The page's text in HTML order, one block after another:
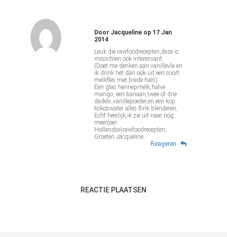
DoorJacquelineop 17 Jan
2014
Leuk die rawfoodrecepten,deze is
misschien ook interessant:
(Doet me denken aan vanillevla en
ik drink het dan ook uit een soort
melkfles met brede hals)
Een glas hennepmelk,halve
mango, een banaan,twee of drie
dadels,vanillepoeder,en een kop
kokoswater alles flink blenderen,
Echt heerlijk,ik zie uit naar nog
meer(oer-
Hollandse)rawfoodrecepten,
Groeten Jacqueline
Reageren
REACTIE PLAATSEN